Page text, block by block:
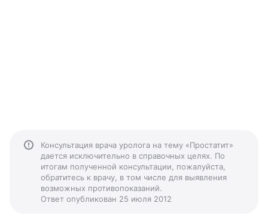
Консультация врача уролога на тему «Простатит»
дается исключительно в справочных целях. По
итогам полученной консультации, пожалуйста,
обратитесь к врачу, в том числе для выявления
возможных противопоказаний.
Ответ опубликован 25 июля 2012